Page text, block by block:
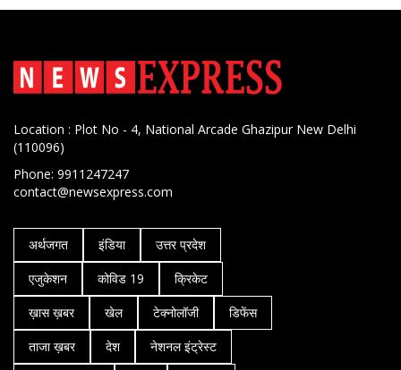
Location : Plot No - 4, National Arcade Ghazipur New Delhi
(110096)
Phone: 9911247247
contact@newsexpress.com
अर्थजगत इंडिया
उत्तर प्रदेश
एजुकेशन
कोविड 19
क्रिकेट
ख़ास ख़बर
खेल टेक्नोलॉजी
डिफेंस
ताजा ख़बर
देश
नेशनल इंट्रेस्ट